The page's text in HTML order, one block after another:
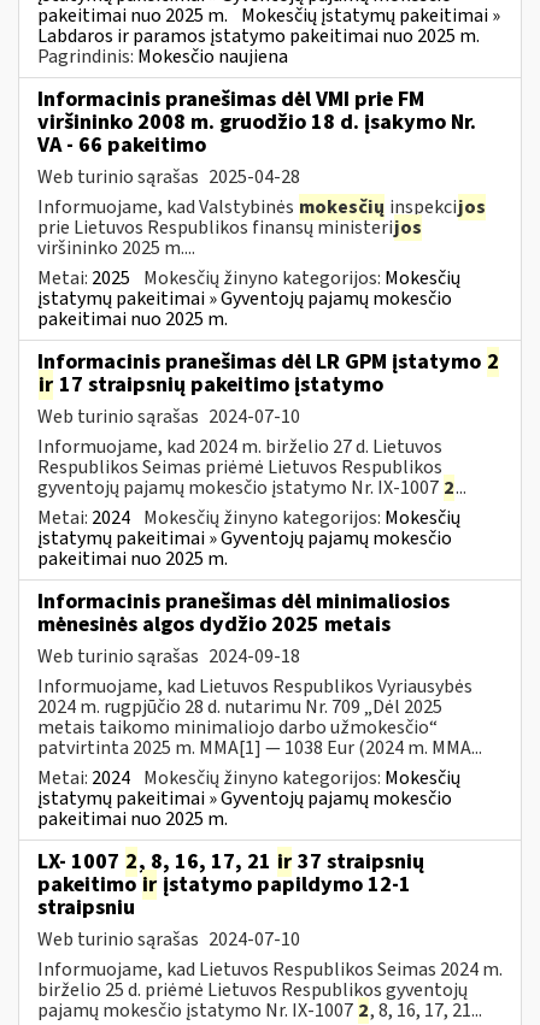
pakeitimai nuo 2025 m. Mokesčių įstatymų pakeitimai »
Labdaros ir paramos įstatymo pakeitimai nuo 2025 m.
Pagrindinis: Mokesčio naujiena
Informacinis pranešimas dėl VMI prie FM
viršininko 2008 m. gruodžio 18 d. įsakymo Nr.
VA - 66 pakeitimo
Web turinio sąrašas 2025-04-28
Informuojame, kad Valstybinės mokesčių inspekcijos
prie Lietuvos Respublikos finansų ministerijos
viršininko 2025 m....
Metai: 2025 Mokesčių žinyno kategorijos: Mokesčių
įstatymų pakeitimai » Gyventojų pajamų mokesčio
pakeitimai nuo 2025 m.
Informacinis pranešimas dėl LR GPM įstatymo 2
ir 17 straipsnių pakeitimo įstatymo
Web turinio sąrašas 2024-07-10
Informuojame, kad 2024 m. birželio 27 d. Lietuvos
Respublikos Seimas priėmė Lietuvos Respublikos
gyventojų pajamų mokesčio įstatymo Nr. IX-1007 2...
Metai: 2024 Mokesčių žinyno kategorijos: Mokesčių
įstatymų pakeitimai » Gyventojų pajamų mokesčio
pakeitimai nuo 2025 m.
Informacinis pranešimas dėl minimaliosios
mėnesinės algos dydžio 2025 metais
Web turinio sąrašas 2024-09-18
Informuojame, kad Lietuvos Respublikos Vyriausybės
2024 m. rugpjūčio 28 d. nutarimu Nr. 709 „Dėl 2025
metais taikomo minimaliojo darbo užmokesčio“
patvirtinta 2025 m. MMA[1] — 1038 Eur (2024 m. MMA...
Metai: 2024 Mokesčių žinyno kategorijos: Mokesčių
įstatymų pakeitimai » Gyventojų pajamų mokesčio
pakeitimai nuo 2025 m.
LX- 1007 2, 8, 16, 17, 21 ir 37 straipsnių
pakeitimo ir įstatymo papildymo 12-1
straipsniu
Web turinio sąrašas 2024-07-10
Informuojame, kad Lietuvos Respublikos Seimas 2024 m.
birželio 25 d. priėmė Lietuvos Respublikos gyventojų
pajamų mokesčio įstatymo Nr. IX-1007 2, 8, 16, 17, 21...